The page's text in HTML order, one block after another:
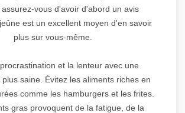
vous d'avoir d'abord un avis
est un excellent moyen d'en savoir
plus sur vous-même.
et la lenteur avec une
saine. Évitez les aliments riches en
comme les hamburgers et les frites.
gras provoquent de la fatigue, de la